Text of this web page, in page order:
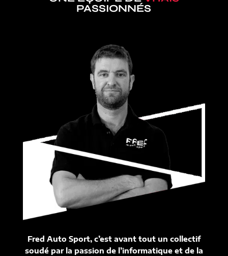
PASSIONNÉS
Fred Auto Sport, c’est avant tout un collectif
soudé par la passion de l’informatique et de la